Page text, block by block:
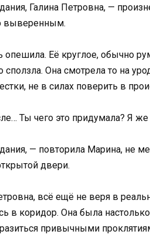
Галина Петровна, —
выверенным.
опешила. Её круглое, обычно
сползла. Она смотрела то на
не в силах поверить в
Ты чего это придумала? Я же
— повторила Марина, не
двери.
всё ещё не веря в
в коридор. Она была
привычными